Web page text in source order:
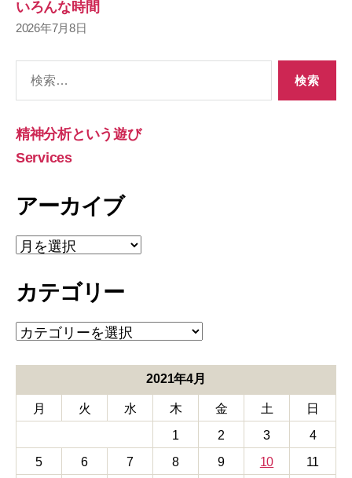
いろんな時間
2026年7月8日
象:
精神分析という遊び
Services
アーカイブ
ア
ー
イ
カテゴリー
カ
テ
ー
2021年4月
月 火 水 木 金 土
日
1
2 3
4
5
6 7 8 9 10
11